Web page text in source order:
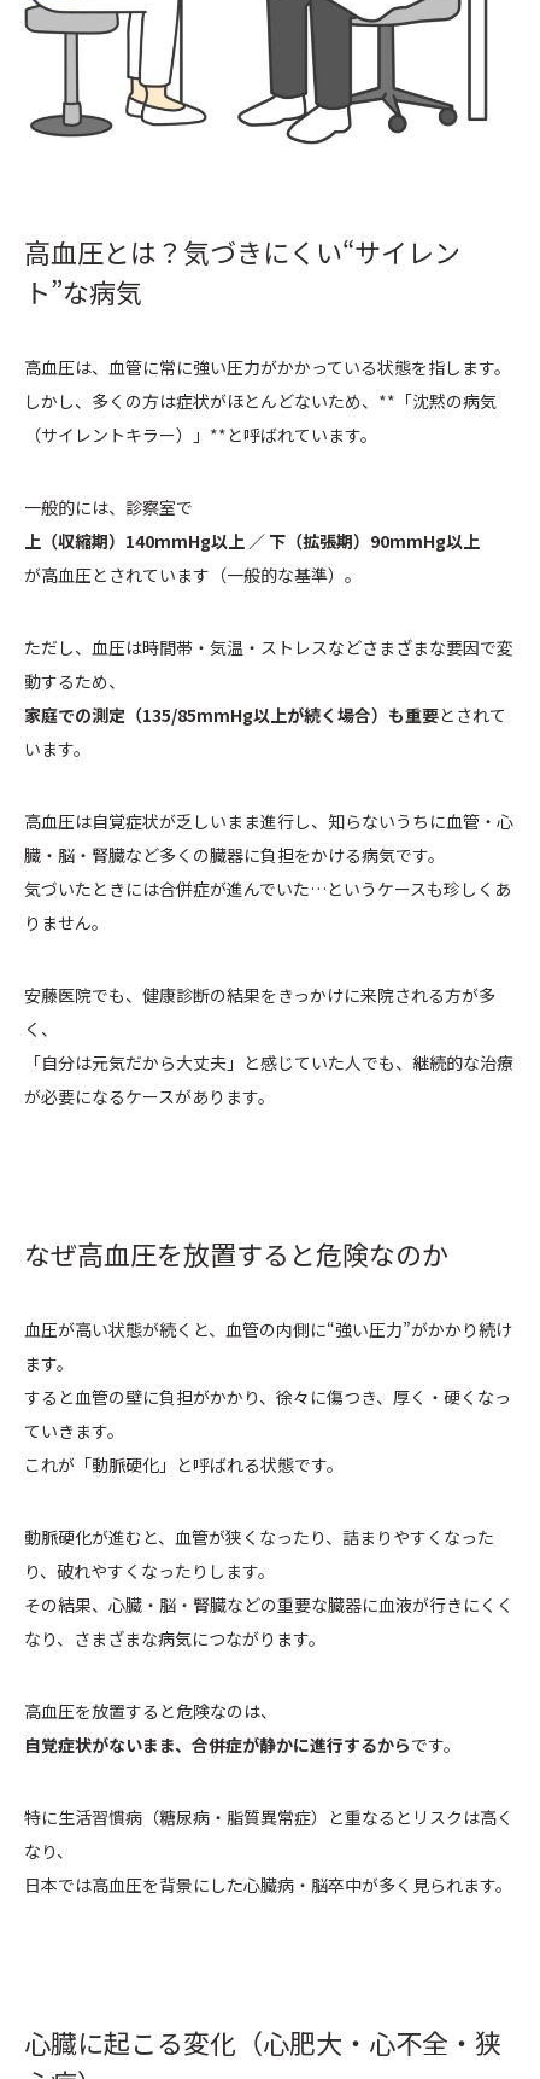
高血圧とは？気づきにくい“サイレン
ト”な病気
高血圧は、血管に常に強い圧力がかかっている状態を指します。
しかし、多くの方は症状がほとんどないため、**「沈黙の病気
（サイレントキラー）」**と呼ばれています。
一般的には、診察室で
上（収縮期）140mmHg以上 ／ 下（拡張期）90mmHg以上
が高血圧とされています（一般的な基準）。
ただし、血圧は時間帯・気温・ストレスなどさまざまな要因で変
動するため、
家庭での測定（135/85mmHg以上が続く場合）も重要とされて
います。
高血圧は自覚症状が乏しいまま進行し、知らないうちに血管・心
臓・脳・腎臓など多くの臓器に負担をかける病気です。
気づいたときには合併症が進んでいた…というケースも珍しくあ
りません。
安藤医院でも、健康診断の結果をきっかけに来院される方が多
く、
「自分は元気だから大丈夫」と感じていた人でも、継続的な治療
が必要になるケースがあります。
なぜ高血圧を放置すると危険なのか
血圧が高い状態が続くと、血管の内側に“強い圧力”がかかり続け
ます。
すると血管の壁に負担がかかり、徐々に傷つき、厚く・硬くなっ
ていきます。
これが「動脈硬化」と呼ばれる状態です。
動脈硬化が進むと、血管が狭くなったり、詰まりやすくなった
り、破れやすくなったりします。
その結果、心臓・脳・腎臓などの重要な臓器に血液が行きにくく
なり、さまざまな病気につながります。
高血圧を放置すると危険なのは、
自覚症状がないまま、合併症が静かに進行するからです。
特に生活習慣病（糖尿病・脂質異常症）と重なるとリスクは高く
なり、
日本では高血圧を背景にした心臓病・脳卒中が多く見られます。
心臓に起こる変化（心肥大・心不全・狭